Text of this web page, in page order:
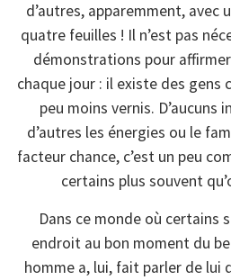
d’autres, apparemment, avec
quatre feuilles ! Il n’est pas
démonstrations pour
chaque jour : il existe des gens
peu moins vernis. D’aucuns
d’autres les énergies ou le
facteur chance, c’est un peu
certains plus souvent
Dans ce monde où certains
endroit au bon moment du
homme a, lui, fait parler de lui